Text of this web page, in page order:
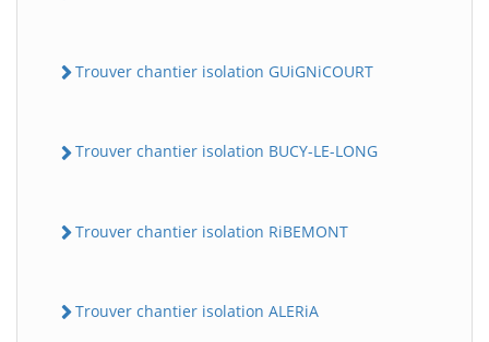
Trouver chantier isolation GUiGNiCOURT
Trouver chantier isolation BUCY-LE-LONG
Trouver chantier isolation RiBEMONT
Trouver chantier isolation ALERiA